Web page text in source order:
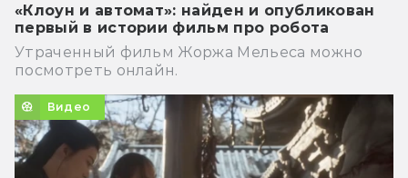
«Клоун и автомат»: найден и опубликован
первый в истории фильм про робота
Утраченный фильм Жоржа Мельеса можно
посмотреть онлайн.
Видео